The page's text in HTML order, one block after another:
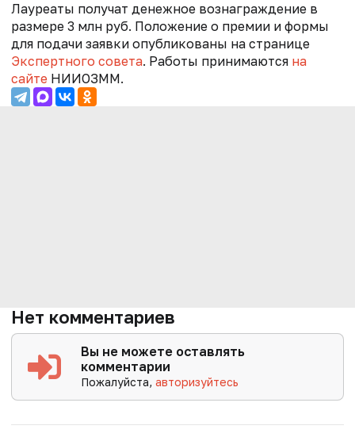
Лауреаты получат денежное вознаграждение в
размере 3 млн руб. Положение о премии и формы
для подачи заявки опубликованы на странице
Экспертного совета. Работы принимаются на
сайте НИИОЗММ.
Нет комментариев
Вы не можете оставлять
комментарии
Пожалуйста,авторизуйтесь